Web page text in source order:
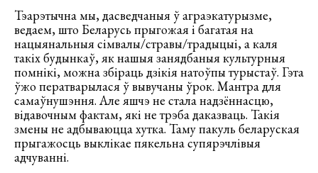
Тэарэтычна мы, дасведчаныя ў аграэкатурызме,
ведаем, што Беларусь прыгожая і багатая на
нацыянальныя сімвалы/стравы/традыцыі, а каля
такіх будынкаў, як нашыя занядбаныя культурныя
помнікі, можна збіраць дзікія натоўпы турыстаў. Гэта
ўжо ператварылася ў вывучаны ўрок. Мантра для
самаўнушэння. Але яшчэ не стала надзённасцю,
відавочным фактам, які не трэба даказваць. Такія
змены не адбываюцца хутка. Таму пакуль беларуская
прыгажосць выклікае пякельна супярэчлівыя
адчуванні.